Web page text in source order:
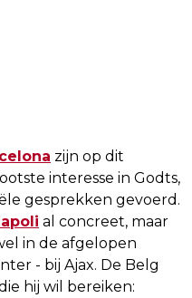
zijn op dit
interesse in Godts,
gesprekken gevoerd.
al concreet, maar
in de afgelopen
- bij Ajax. De Belg
hij wil bereiken: